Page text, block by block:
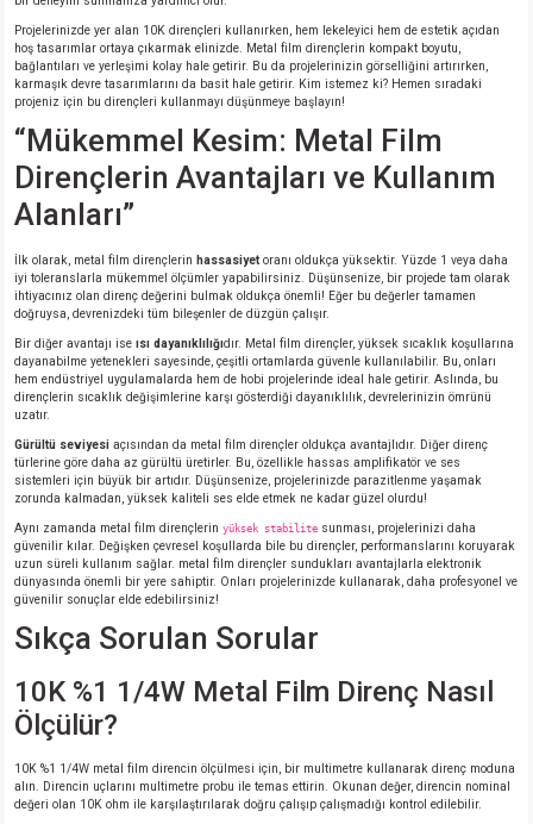
Projelerinizde yer alan 10K dirençleri kullanırken, hem lekeleyici hem de estetik açıdan
hoş tasarımlar ortaya çıkarmak elinizde. Metal film dirençlerin kompakt boyutu,
bağlantıları ve yerleşimi kolay hale getirir. Bu da projelerinizin görselliğini artırırken,
karmaşık devre tasarımlarını da basit hale getirir. Kim istemez ki? Hemen sıradaki
projeniz için bu dirençleri kullanmayı düşünmeye başlayın!
“Mükemmel Kesim: Metal Film
Dirençlerin Avantajları ve Kullanım
Alanları”
İlk olarak, metal film dirençlerin hassasiyet oranı oldukça yüksektir. Yüzde 1 veya daha
iyi toleranslarla mükemmel ölçümler yapabilirsiniz. Düşünsenize, bir projede tam olarak
ihtiyacınız olan direnç değerini bulmak oldukça önemli! Eğer bu değerler tamamen
doğruysa, devrenizdeki tüm bileşenler de düzgün çalışır.
Bir diğer avantajı ise ısı dayanıklılığıdır. Metal film dirençler, yüksek sıcaklık koşullarına
dayanabilme yetenekleri sayesinde, çeşitli ortamlarda güvenle kullanılabilir. Bu, onları
hem endüstriyel uygulamalarda hem de hobi projelerinde ideal hale getirir. Aslında, bu
dirençlerin sıcaklık değişimlerine karşı gösterdiği dayanıklılık, devrelerinizin ömrünü
uzatır.
Gürültü seviyesi açısından da metal film dirençler oldukça avantajlıdır. Diğer direnç
türlerine göre daha az gürültü üretirler. Bu, özellikle hassas amplifikatör ve ses
sistemleri için büyük bir artıdır. Düşünsenize, projelerinizde parazitlenme yaşamak
zorunda kalmadan, yüksek kaliteli ses elde etmek ne kadar güzel olurdu!
Aynı zamanda metal film dirençlerin yüksek stabilite sunması, projelerinizi daha
güvenilir kılar. Değişken çevresel koşullarda bile bu dirençler, performanslarını koruyarak
uzun süreli kullanım sağlar. metal film dirençler sundukları avantajlarla elektronik
dünyasında önemli bir yere sahiptir. Onları projelerinizde kullanarak, daha profesyonel ve
güvenilir sonuçlar elde edebilirsiniz!
Sıkça Sorulan Sorular
10K %1 1/4W Metal Film Direnç Nasıl
Ölçülür?
10K %1 1/4W metal film direncin ölçülmesi için, bir multimetre kullanarak direnç moduna
alın. Direncin uçlarını multimetre probu ile temas ettirin. Okunan değer, direncin nominal
değeri olan 10K ohm ile karşılaştırılarak doğru çalışıp çalışmadığı kontrol edilebilir.